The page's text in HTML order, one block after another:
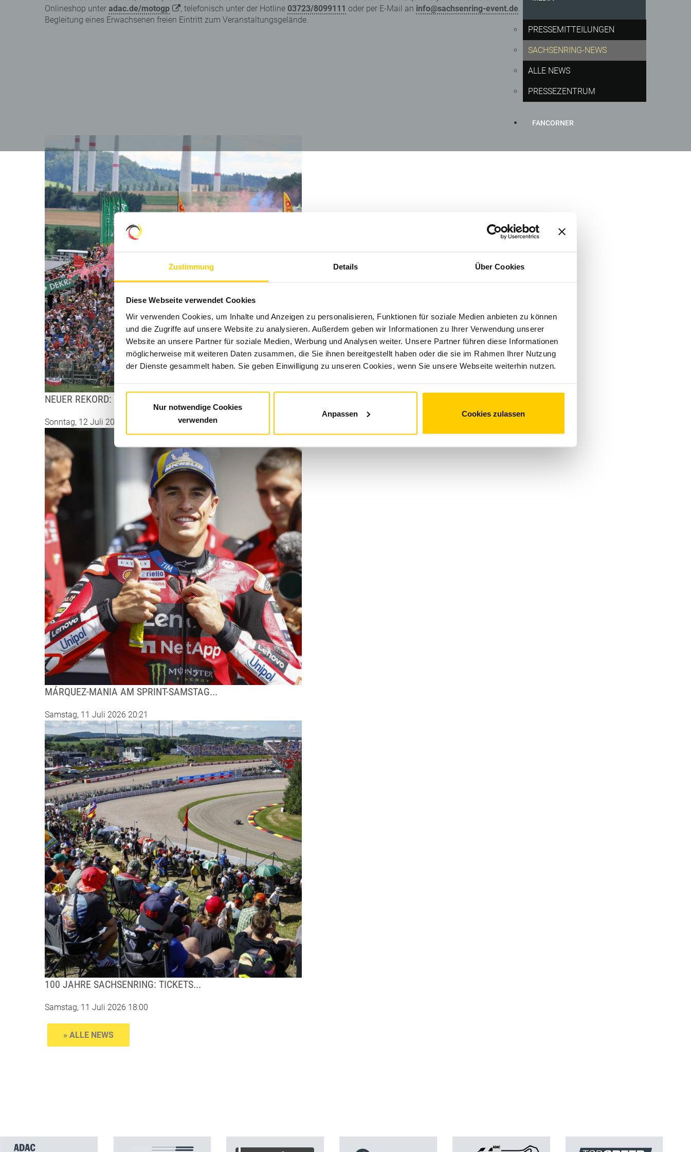
Zustimmung Details Über Cookies
Diese Webseite verwendet Cookies
Wir verwenden Cookies, um Inhalte und Anzeigen zu personalisieren, Funktionen für soziale Medien anbieten zu können
und die Zugriffe auf unsere Website zu analysieren. Außerdem geben wir Informationen zu Ihrer Verwendung unserer
Website an unsere Partner für soziale Medien, Werbung und Analysen weiter. Unsere Partner führen diese Informationen
möglicherweise mit weiteren Daten zusammen, die Sie ihnen bereitgestellt haben oder die sie im Rahmen Ihrer Nutzung
der Dienste gesammelt haben. Sie geben Einwilligung zu unseren Cookies, wenn Sie unsere Webseite weiterhin nutzen.
Nur notwendige Cookies
verwenden
Anpassen Cookies zulassen
PRESSEMITTEILUNGEN
SACHSENRING-NEWS
ALLE NEWS
PRESSEZENTRUM
FANCORNER
Onlineshop unter adac.de/motogp , telefonisch unter der Hotline 03723/8099111 oder per E-Mail an info@sachsenring-event.de. Kinder unter 14 Jahren haben in
Begleitung eines Erwachsenen freien Eintritt zum Veranstaltungsgelände.
NEUER REKORD: AUSVERKAUFTER...
Sonntag, 12 Juli 2026 14:59
MÁRQUEZ-MANIA AM SPRINT-SAMSTAG...
Samstag, 11 Juli 2026 20:21
100 JAHRE SACHSENRING: TICKETS...
Samstag, 11 Juli 2026 18:00
» ALLE NEWS